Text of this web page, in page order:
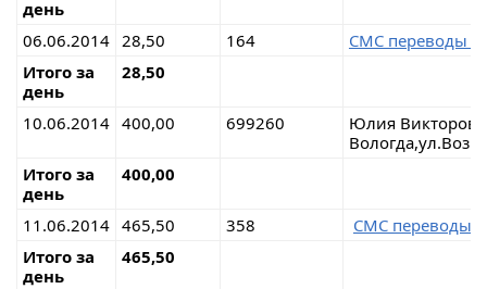
день
06.06.2014 28,50 164
СМС переводы
Итого за
день
28,50
10.06.2014 400,00 699260
Юлия
Итого за
день
400,00
11.06.2014 465,50 358
СМС
Итого за
день
465,50